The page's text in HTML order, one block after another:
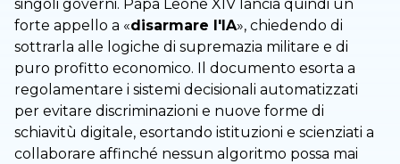
singoli governi. Papa Leone XIV lancia quindi un
forte appello a «disarmare l'IA», chiedendo di
sottrarla alle logiche di supremazia militare e di
puro profitto economico. Il documento esorta a
regolamentare i sistemi decisionali automatizzati
per evitare discriminazioni e nuove forme di
schiavitù digitale, esortando istituzioni e scienziati a
collaborare affinché nessun algoritmo possa mai